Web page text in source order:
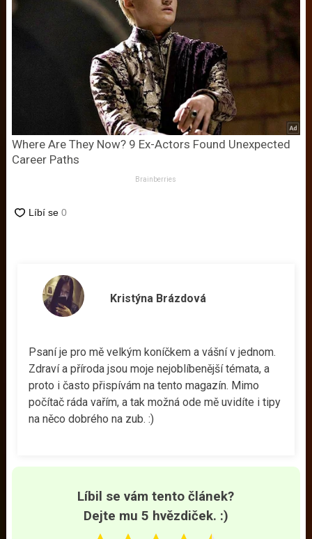
Where Are They Now? 9 Ex-Actors Found Unexpected
Career Paths
Brainberries
Kristýna Brázdová
Psaní je pro mě velkým koníčkem a vášní v jednom.
Zdraví a příroda jsou moje nejoblíbenější témata, a
proto i často přispívám na tento magazín. Mimo
počítač ráda vařím, a tak možná ode mě uvidíte i tipy
na něco dobrého na zub. :)
Líbil se vám tento článek?
Dejte mu 5 hvězdiček. :)